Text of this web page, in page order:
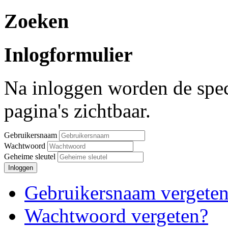
Zoeken
Inlogformulier
Na inloggen worden de
pagina's zichtbaar.
Gebruikersnaam
Wachtwoord
Geheime sleutel
Inloggen
Gebruikersnaam
Wachtwoord vergeten?